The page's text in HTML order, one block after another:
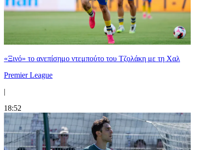
«Ξινό» το ανεπίσημο ντεμπούτο του Τζολάκη με τη Χαλ
Premier League
|
18:52